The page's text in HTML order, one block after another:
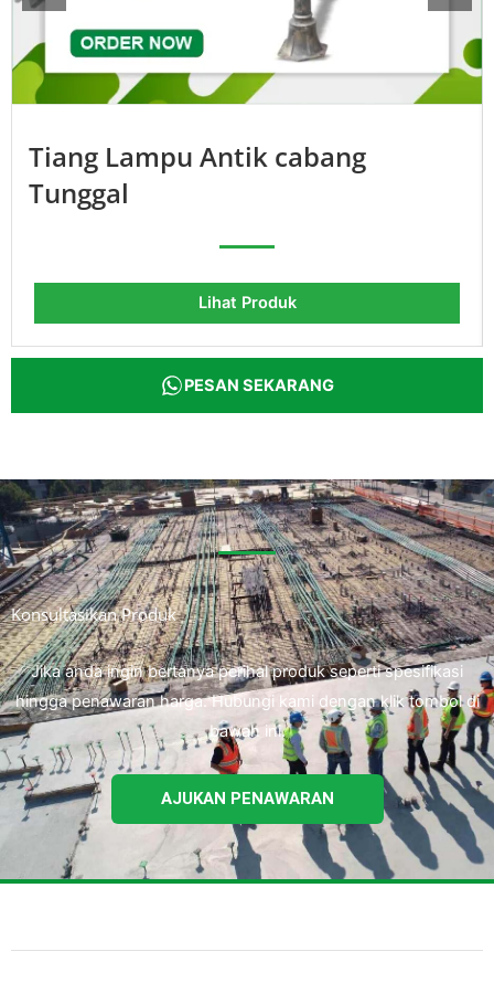
Tiang Lampu Antik cabang
Tunggal
Lihat Produk
PESAN SEKARANG
Konsultasikan Produk
Jika anda ingin bertanya perihal produk seperti spesifikasi
hingga penawaran harga. Hubungi kami dengan klik tombol di
bawah ini.
AJUKAN PENAWARAN